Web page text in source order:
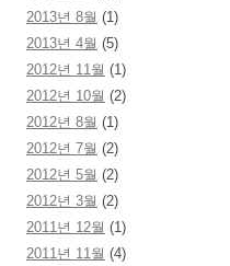
2013년 8월 (1)
2013년 4월 (5)
2012년 11월 (1)
2012년 10월 (2)
2012년 8월 (1)
2012년 7월 (2)
2012년 5월 (2)
2012년 3월 (2)
2011년 12월 (1)
2011년 11월 (4)